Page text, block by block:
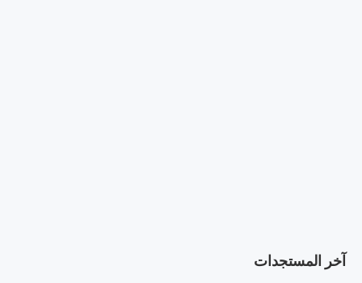
آخر المستجدات